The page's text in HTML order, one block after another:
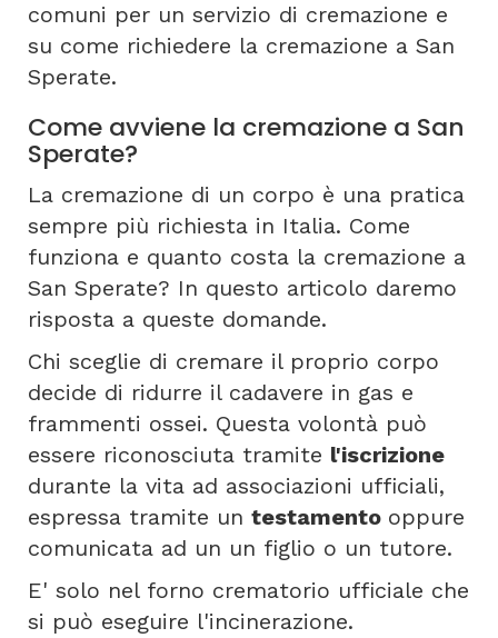
comuni per un servizio di cremazione e
su come richiedere la cremazione a San
Sperate.
Come avviene la cremazione a San
Sperate?
La cremazione di un corpo è una pratica
sempre più richiesta in Italia. Come
funziona e quanto costa la cremazione a
San Sperate? In questo articolo daremo
risposta a queste domande.
Chi sceglie di cremare il proprio corpo
decide di ridurre il cadavere in gas e
frammenti ossei. Questa volontà può
essere riconosciuta tramite l'iscrizione
durante la vita ad associazioni ufficiali,
espressa tramite un testamento oppure
comunicata ad un un figlio o un tutore.
E' solo nel forno crematorio ufficiale che
si può eseguire l'incinerazione.